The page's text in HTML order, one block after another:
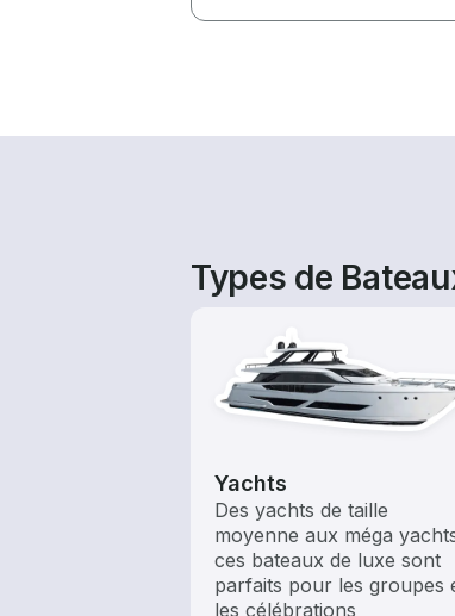
Types de
Yachts
Des yachts de taille
moyenne aux méga
ces bateaux de luxe sont
parfaits pour les groupes
les célébrations